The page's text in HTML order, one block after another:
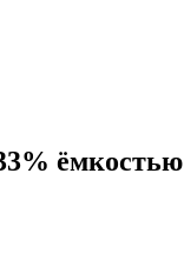
ёмкостью